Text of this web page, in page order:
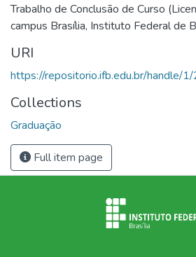
Trabalho de Conclusão de Curso
campus Brasília, Instituto Federal de
URI
https://repositorio.ifb.edu.br/handle/
Collections
Graduação
Full item page